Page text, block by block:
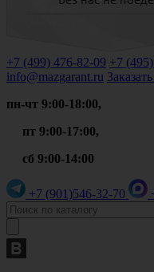
+7 (499) 476-82-09 +7 (495)
info@mazgarant.ru
пн-чт 9:00-18:00,
пт 9:00-17:00,
сб 9:00-14:00
+7 (901)546-32-70